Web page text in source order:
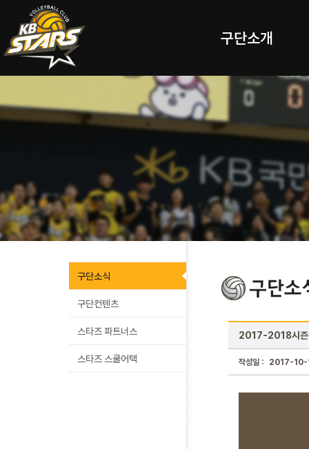
구단소개
구단소식
구단컨텐츠
스타즈 파트너스
스타즈 스쿨어택
2017-2018시즌
작성일 : 2017-10-